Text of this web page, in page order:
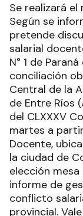
Se realizará
Según se
pretende
salarial
N° 1 de
conciliación
Central de la
de Entre Ríos
del CLXXXV
martes a
Docente,
la ciudad de
elección
informe de
conflicto
provincial.